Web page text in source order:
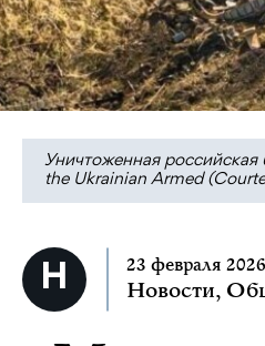
Уничтоженная российская
the Ukrainian Armed
23 февраля 2026
Новости,